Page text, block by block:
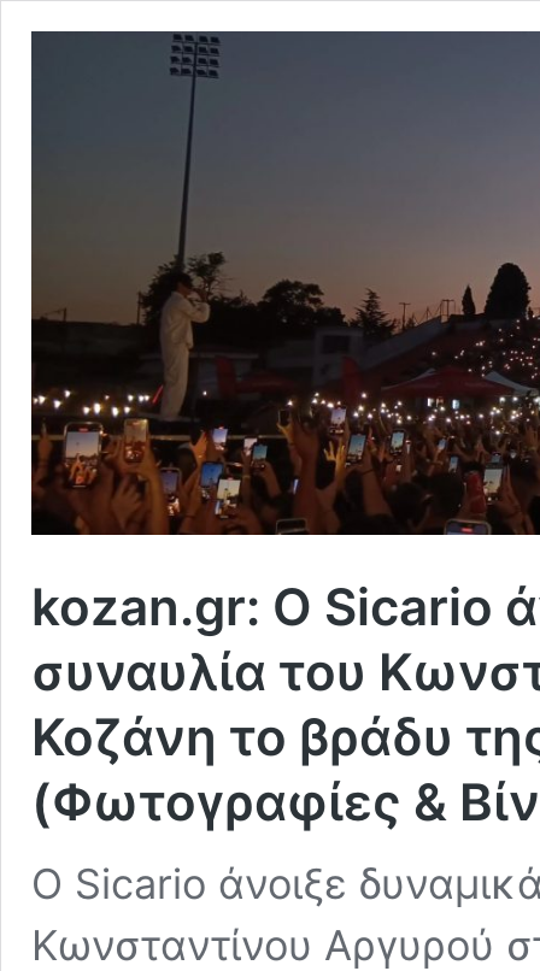
kozan.gr: Ο Sicario
συναυλία του
Κοζάνη το βράδυ
(Φωτογραφίες &
Ο Sicario άνοιξε
Κωνσταντίνου Αργυρού